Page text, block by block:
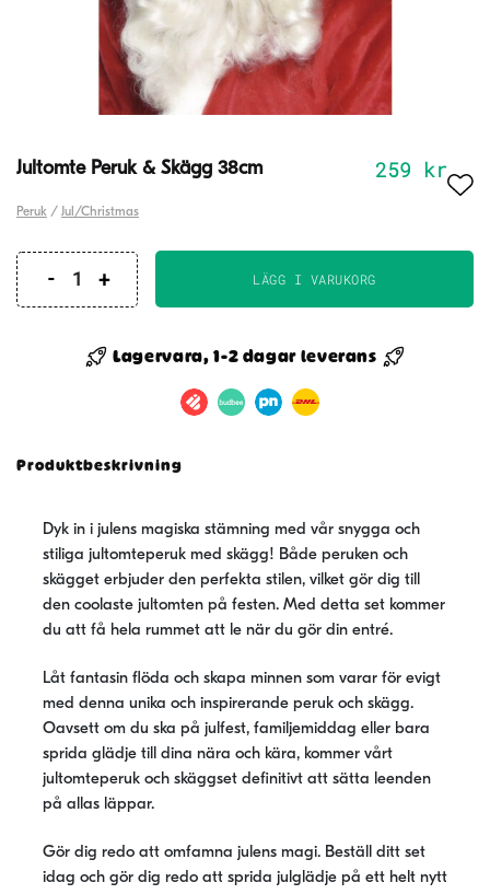
Jultomte Peruk & Skägg 38cm 259 kr
Peruk / Jul/Christmas
Jultomte
Skägg
LÄGG I VARUKORG
Lagervara, 1-2 dagar leverans
Produktbeskrivning
Dyk in i julens magiska stämning med vår snygga och
stiliga jultomteperuk med skägg! Både peruken och
skägget erbjuder den perfekta stilen, vilket gör dig till
den coolaste jultomten på festen. Med detta set kommer
du att få hela rummet att le när du gör din entré.
Låt fantasin flöda och skapa minnen som varar för evigt
med denna unika och inspirerande peruk och skägg.
Oavsett om du ska på julfest, familjemiddag eller bara
sprida glädje till dina nära och kära, kommer vårt
jultomteperuk och skäggset definitivt att sätta leenden
på allas läppar.
Gör dig redo att omfamna julens magi. Beställ ditt set
idag och gör dig redo att sprida julglädje på ett helt nytt